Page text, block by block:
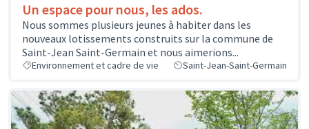
Un espace pour nous, les ados.
Nous sommes plusieurs jeunes à habiter dans les
nouveaux lotissements construits sur la commune de
Saint-Jean Saint-Germain et nous aimerions...
Environnement et cadre de vie Saint-Jean-Saint-Germain